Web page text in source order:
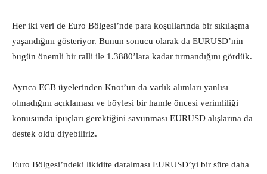
Her iki veri de Euro Bölgesi’nde para koşullarında bir sıkılaşma
yaşandığını gösteriyor. Bunun sonucu olarak da EURUSD’nin
bugün önemli bir ralli ile 1.3880’lara kadar tırmandığını gördük.
Ayrıca ECB üyelerinden Knot’un da varlık alımları yanlısı
olmadığını açıklaması ve böylesi bir hamle öncesi verimliliği
konusunda ipuçları gerektiğini savunması EURUSD alışlarına da
destek oldu diyebiliriz.
Euro Bölgesi’ndeki likidite daralması EURUSD’yi bir süre daha